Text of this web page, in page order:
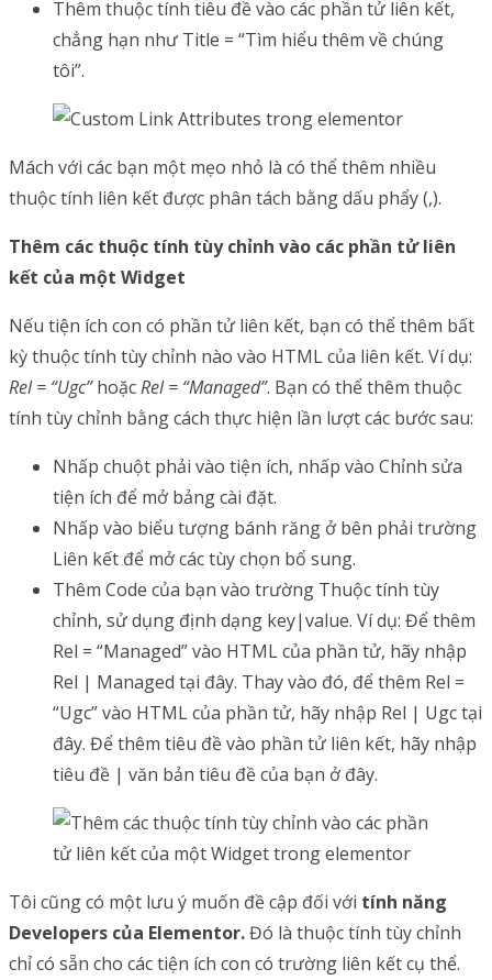
Thêm thuộc tính tiêu đề vào các phần tử liên kết,
chẳng hạn như Title = “Tìm hiểu thêm về chúng
tôi”.
Mách với các bạn một mẹo nhỏ là có thể thêm nhiều
thuộc tính liên kết được phân tách bằng dấu phẩy (,).
Thêm các thuộc tính tùy chỉnh vào các phần tử liên
kết của một Widget
Nếu tiện ích con có phần tử liên kết, bạn có thể thêm bất
kỳ thuộc tính tùy chỉnh nào vào HTML của liên kết. Ví dụ:
Rel = “Ugc”hoặcRel = “Managed”. Bạn có thể thêm thuộc
tính tùy chỉnh bằng cách thực hiện lần lượt các bước sau:
Nhấp chuột phải vào tiện ích, nhấp vào Chỉnh sửa
tiện ích để mở bảng cài đặt.
Nhấp vào biểu tượng bánh răng ở bên phải trường
Liên kết để mở các tùy chọn bổ sung.
Thêm Code của bạn vào trường Thuộc tính tùy
chỉnh, sử dụng định dạng key|value. Ví dụ: Để thêm
Rel = “Managed” vào HTML của phần tử, hãy nhập
Rel | Managed tại đây. Thay vào đó, để thêm Rel =
“Ugc” vào HTML của phần tử, hãy nhập Rel | Ugc tại
đây. Để thêm tiêu đề vào phần tử liên kết, hãy nhập
tiêu đề | văn bản tiêu đề của bạn ở đây.
Tôi cũng có một lưu ý muốn đề cập đối với tính năng
Developers của Elementor.Đó là thuộc tính tùy chỉnh
chỉ có sẵn cho các tiện ích con có trường liên kết cụ thể.